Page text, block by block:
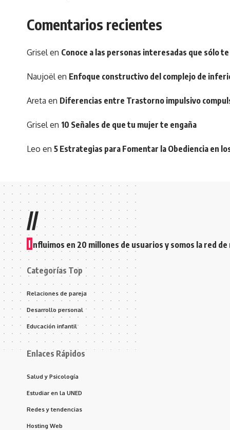
Comentarios recientes
Griselen Conoce a las personas interesadas que sólo
Naujoëlen Enfoque constructivo del complejo de
Areta en Diferencias entre Trastorno impulsivo
Griselen 10 Señales de que tu mujer te engaña
Leo en 5 Estrategias para Fomentar la Obediencia en
//
I nfluimos en 20 millones de usuarios y somos la red
Categorías Top
Relaciones de pareja
Desarrollo personal
Educación infantil
Enlaces Rápidos
Salud y Psicología
Estudiar en la UNED
Redes y tendencias
Hosting Web